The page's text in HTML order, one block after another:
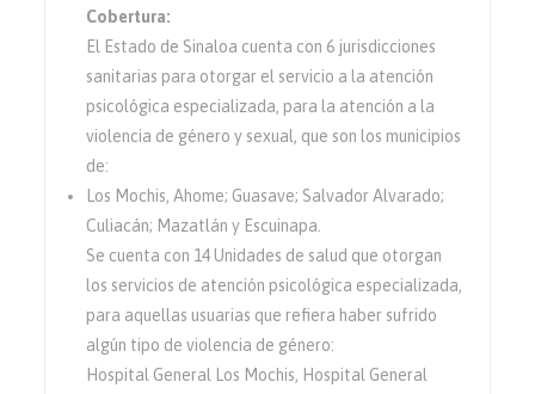
Cobertura:
El Estado de Sinaloa cuenta con 6 jurisdicciones
sanitarias para otorgar el servicio a la atención
psicológica especializada, para la atención a la
violencia de género y sexual, que son los municipios
de:
Los Mochis, Ahome; Guasave; Salvador Alvarado;
Culiacán; Mazatlán y Escuinapa.
Se cuenta con 14 Unidades de salud que otorgan
los servicios de atención psicológica especializada,
para aquellas usuarias que refiera haber sufrido
algún tipo de violencia de género:
Hospital General Los Mochis, Hospital General